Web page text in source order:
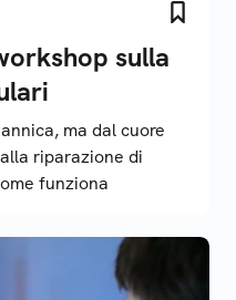
sulla
ma dal cuore
riparazione di
funziona